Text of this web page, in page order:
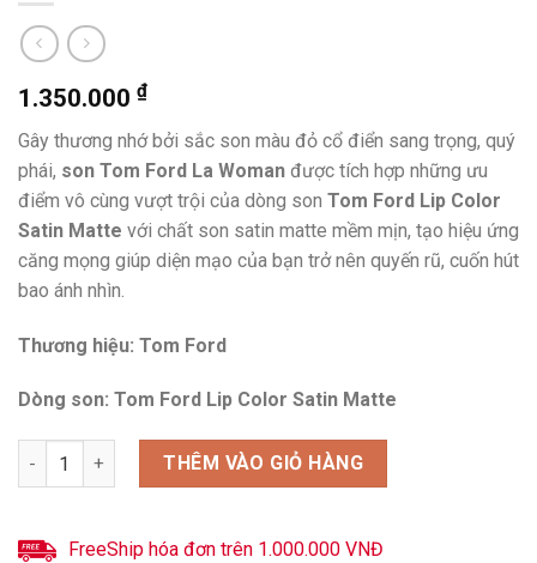
1.350.000 ₫
Gây thương nhớ bởi sắc son màu đỏ cổ điển sang trọng, quý
phái, son Tom Ford La Woman được tích hợp những ưu
điểm vô cùng vượt trội của dòng son Tom Ford Lip Color
Satin Matte với chất son satin matte mềm mịn, tạo hiệu ứng
căng mọng giúp diện mạo của bạn trở nên quyến rũ, cuốn hút
bao ánh nhìn.
Thương hiệu: Tom Ford
Dòng son: Tom Ford Lip Color Satin Matte
Son Tom Ford La Woman 15 Màu Đỏ Cổ Điển Sang Trọng số
THÊM VÀO GIỎ HÀNG
FreeShip hóa đơn trên 1.000.000 VNĐ